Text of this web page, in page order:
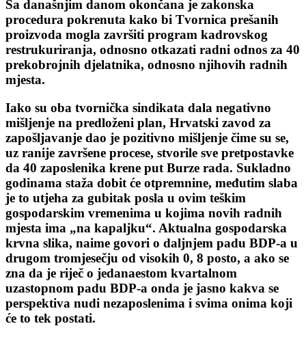
Sa današnjim danom okončana je zakonska
procedura pokrenuta kako bi Tvornica prešanih
proizvoda mogla završiti program kadrovskog
restrukuriranja, odnosno otkazati radni odnos za 40
prekobrojnih djelatnika, odnosno njihovih radnih
mjesta.
Iako su oba tvornička sindikata dala negativno
mišljenje na predloženi plan, Hrvatski zavod za
zapošljavanje dao je pozitivno mišljenje čime su se,
uz ranije završene procese, stvorile sve pretpostavke
da 40 zaposlenika krene put Burze rada. Sukladno
godinama staža dobit će otpremnine, međutim slaba
je to utjeha za gubitak posla u ovim teškim
gospodarskim vremenima u kojima novih radnih
mjesta ima „na kapaljku“. Aktualna gospodarska
krvna slika, naime govori o daljnjem padu BDP-a u
drugom tromjesečju od visokih 0, 8 posto, a ako se
zna da je riječ o jedanaestom kvartalnom
uzastopnom padu BDP-a onda je jasno kakva se
perspektiva nudi nezaposlenima i svima onima koji
će to tek postati.